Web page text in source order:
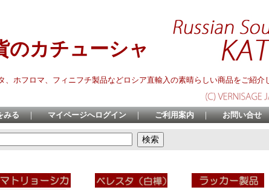
のカチューシャ
、ホフロマ、フィニフチ製品などロシア直輸入の素晴らしい商品をご紹介
みる ｜ マイページへログイン ｜ ご利用案内 ｜ お問い合せ